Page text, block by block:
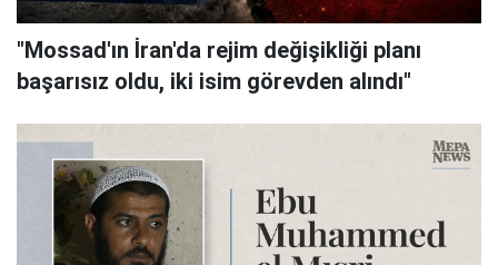
"Mossad'ın İran'da rejim değişikliği planı
başarısız oldu, iki isim görevden alındı"